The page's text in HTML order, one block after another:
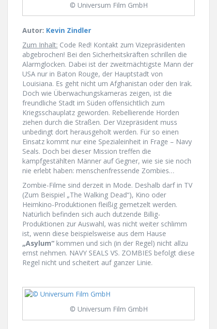
© Universum Film GmbH
Autor: Kevin Zindler
Zum Inhalt: Code Red! Kontakt zum Vizepräsidenten
abgebrochen! Bei den Sicherheitskräften schrillen die
Alarmglocken. Dabei ist der zweitmächtigste Mann der
USA nur in Baton Rouge, der Hauptstadt von
Louisiana. Es geht nicht um Afghanistan oder den Irak.
Doch wie Überwachungskameras zeigen, ist die
freundliche Stadt im Süden offensichtlich zum
Kriegsschauplatz geworden. Rebellierende Horden
ziehen durch die Straßen. Der Vizepräsident muss
unbedingt dort herausgeholt werden. Für so einen
Einsatz kommt nur eine Spezialeinheit in Frage – Navy
Seals. Doch bei dieser Mission treffen die
kampfgestählten Männer auf Gegner, wie sie sie noch
nie erlebt haben: menschenfressende Zombies…
Zombie-Filme sind derzeit in Mode. Deshalb darf in TV
(Zum Beispiel „The Walking Dead“), Kino oder
Heimkino-Produktionen fleißig gemetzelt werden.
Natürlich befinden sich auch dutzende Billig-
Produktionen zur Auswahl, was nicht weiter schlimm
ist, wenn diese beispielsweise aus dem Hause
„Asylum“ kommen und sich (in der Regel) nicht allzu
ernst nehmen. NAVY SEALS VS. ZOMBIES befolgt diese
Regel nicht und scheitert auf ganzer Linie.
© Universum Film GmbH